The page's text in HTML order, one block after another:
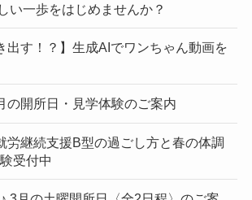
い一歩をはじめませんか？
出す！？】生成AIでワンちゃん動画を
の開所日・見学体験のご案内
労継続支援B型の過ごし方と春の体調
受付中